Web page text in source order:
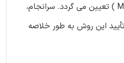
خطی صحیح ترکیبی (MILP ) تعیین می گردد. سرانجام،
این روش به طور خلاصه